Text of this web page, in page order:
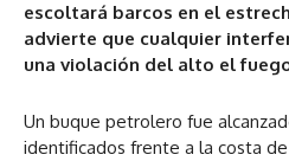
escoltará barcos en el
advierte que cualquier
una violación del alto el
Un buque petrolero fue
identificados frente a la costa